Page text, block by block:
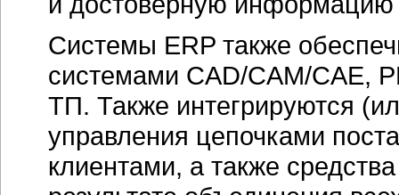
Системы ERP также
системами CAD/CAM/CAE,
ТП. Также интегрируются
управления цепочками
клиентами, а также